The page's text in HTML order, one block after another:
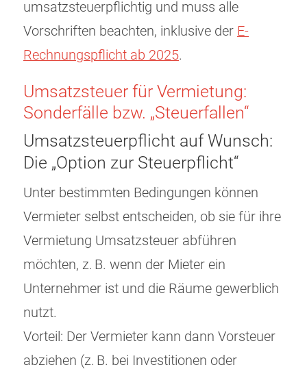
umsatzsteuerpflichtig und muss alle
Vorschriften beachten, inklusive der E-
Rechnungspflicht ab 2025.
Umsatzsteuer für Vermietung:
Sonderfälle bzw. „Steuerfallen“
Umsatzsteuerpflicht auf Wunsch:
Die „Option zur Steuerpflicht“
Unter bestimmten Bedingungen können
Vermieter selbst entscheiden, ob sie für ihre
Vermietung Umsatzsteuer abführen
möchten, z. B. wenn der Mieter ein
Unternehmer ist und die Räume gewerblich
nutzt.
Vorteil: Der Vermieter kann dann Vorsteuer
abziehen (z. B. bei Investitionen oder